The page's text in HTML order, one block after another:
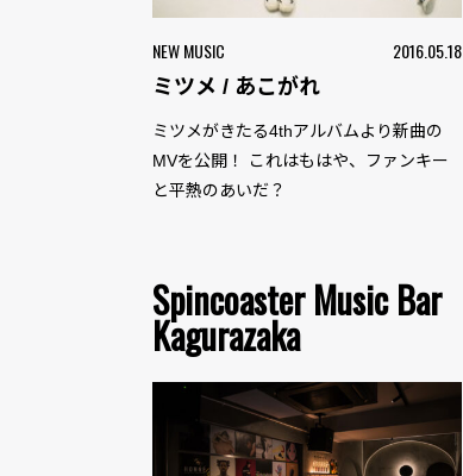
NEW MUSIC 2016.05.18
ミツメ / あこがれ
ミツメがきたる4thアルバムより新曲の
MVを公開！ これはもはや、ファンキー
と平熱のあいだ？
Spincoaster Music Bar
Kagurazaka